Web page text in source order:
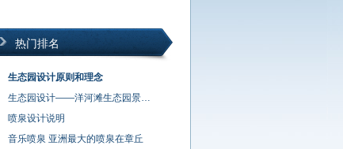
热门排名
生态园设计原则和理念
生态园设计——洋河滩生态园景观设计说…
喷泉设计说明
音乐喷泉 亚洲最大的喷泉在章丘